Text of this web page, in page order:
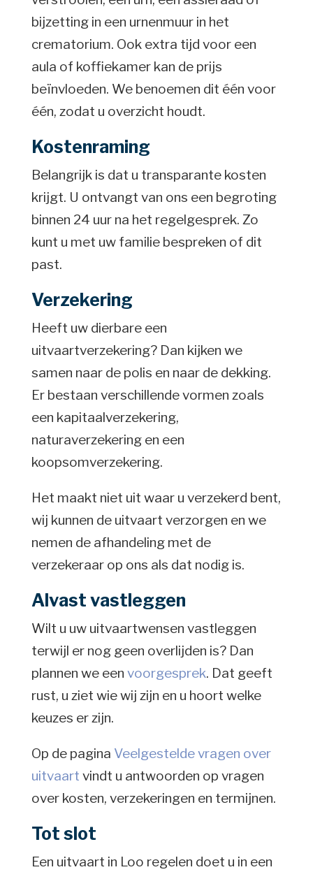
bijzetting in een urnenmuur in het
crematorium. Ook extra tijd voor een
aula of koffiekamer kan de prijs
beïnvloeden. We benoemen dit één voor
één, zodat u overzicht houdt.
Kostenraming
Belangrijk is dat u transparante kosten
krijgt. U ontvangt van ons een begroting
binnen 24 uur na het regelgesprek. Zo
kunt u met uw familie bespreken of dit
past.
Verzekering
Heeft uw dierbare een
uitvaartverzekering? Dan kijken we
samen naar de polis en naar de dekking.
Er bestaan verschillende vormen zoals
een kapitaalverzekering,
naturaverzekering en een
koopsomverzekering.
Het maakt niet uit waar u verzekerd bent,
wij kunnen de uitvaart verzorgen en we
nemen de afhandeling met de
verzekeraar op ons als dat nodig is.
Alvast vastleggen
Wilt u uw uitvaartwensen vastleggen
terwijl er nog geen overlijden is? Dan
plannen we een voorgesprek. Dat geeft
rust, u ziet wie wij zijn en u hoort welke
keuzes er zijn.
Op de pagina Veelgestelde vragen over
uitvaart vindt u antwoorden op vragen
over kosten, verzekeringen en termijnen.
Tot slot
Een uitvaart in Loo regelen doet u in een